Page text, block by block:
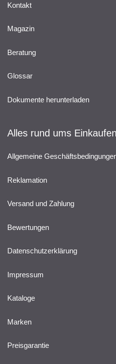
Kontakt
Magazin
Beratung
Glossar
Dokumente herunterladen
Alles rund ums Einkaufen
Allgemeine
Reklamation
Versand und Zahlung
Bewertungen
Datenschutzerklärung
Impressum
Kataloge
Marken
Preisgarantie